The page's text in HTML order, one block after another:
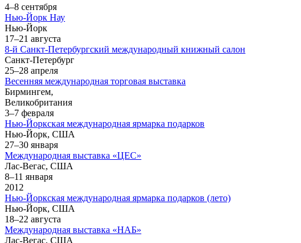
4–8 сентября
Нью-Йорк Нау
Нью-Йорк
17–21 августа
8-й Санкт-Петербургский международный книжный салон
Санкт-Петербург
25–28 апреля
Весенняя международная торговая выставка
Бирмингем,
Великобритания
3–7 февраля
Нью-Йоркская международная ярмарка подарков
Нью-Йорк, США
27–30 января
Международная выставка «ЦЕС»
Лас-Вегас, США
8–11 января
2012
Нью-Йоркская международная ярмарка подарков (лето)
Нью-Йорк, США
18–22 августа
Международная выставка «НАБ»
Лас-Вегас, США